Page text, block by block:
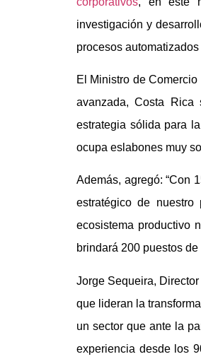
investigación y
procesos
El Ministro de
avanzada, Costa
estrategia sólida para
ocupa eslabones muy
Además, agregó: “Con
estratégico de nuestro
ecosistema productivo
brindará 200 puestos
Jorge Sequeira,
que lideran la
un sector que ante la
experiencia desde los